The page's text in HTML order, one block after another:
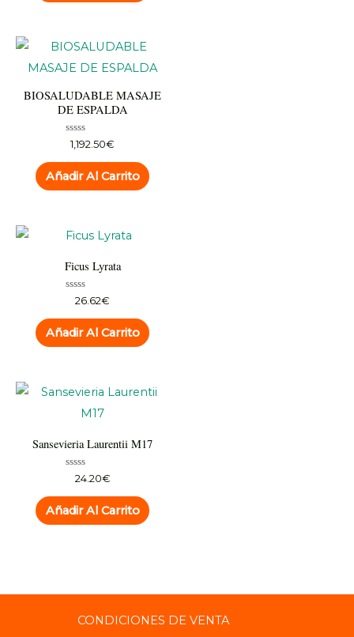
BIOSALUDABLE MASAJE
DE ESPALDA
Valorado
con
0
de
5
1,192.50€
Añadir Al Carrito
Ficus Lyrata
Valorado
con
0
de
5
26.62€
Añadir Al Carrito
Sansevieria Laurentii M17
Valorado
con
0
de
5
24.20€
Añadir Al Carrito
CONDICIONES DE VENTA